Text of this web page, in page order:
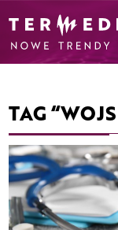
TAG